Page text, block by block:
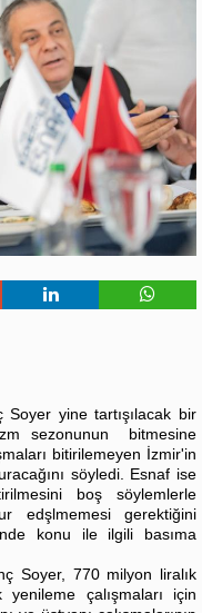
Soyer yine tartışılacak bir
sezonunun bitmesine
bitirilemeyen İzmir'in
söyledi. Esnaf ise
boş söylemlerle
edşlmemesi gerektiğini
konu ile ilgili basıma
Soyer, 770 milyon liralık
yenileme çalışmaları için